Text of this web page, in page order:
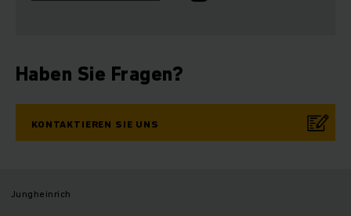
Haben Sie Fragen?
KONTAKTIEREN SIE UNS
Jungheinrich